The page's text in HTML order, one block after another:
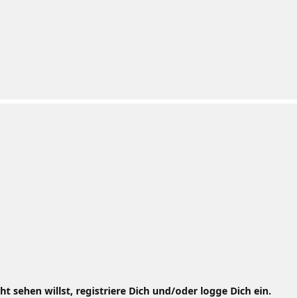
sehen willst, registriere Dich und/oder logge Dich ein.